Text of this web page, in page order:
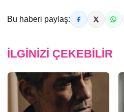
Bu haberi paylaş:
İLGINIZI ÇEKEBILIR